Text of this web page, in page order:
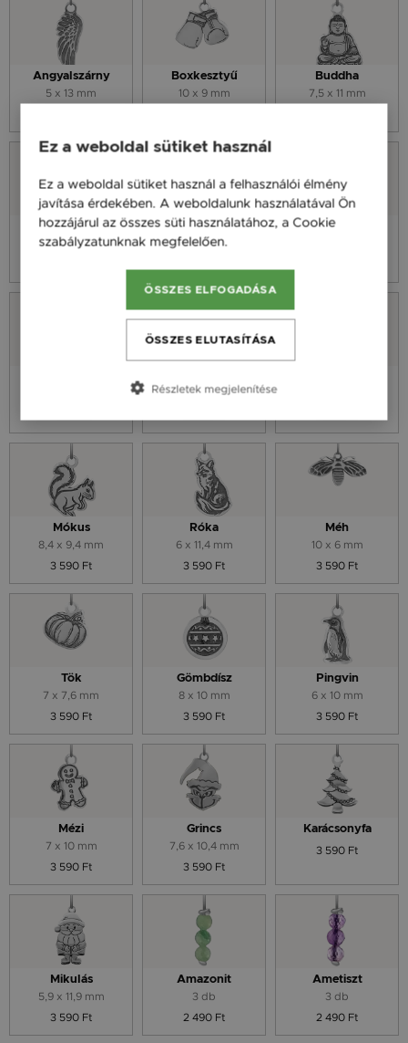
Angyalszárny
5 x 13 mm
Boxkesztyű
10 x 9 mm
Buddha
7,5 x 11 mm
Elefánt
9 x 10,3 mm
Életfa
8 x 9,7 mm
Focilabda
7 x 10 mm
Mókus
8,4 x 9,4 mm
3 590 Ft
Róka
6 x 11,4 mm
3 590 Ft
Méh
10 x 6 mm
3 590 Ft
Tök
7 x 7,6 mm
3 590 Ft
Gömbdísz
8 x 10 mm
3 590 Ft
Pingvin
6 x 10 mm
3 590 Ft
Mézi
7 x 10 mm
3 590 Ft
Grincs
7,6 x 10,4 mm
3 590 Ft
Karácsonyfa
3 590 Ft
Mikulás
5,9 x 11,9 mm
3 590 Ft
Amazonit
3 db
2 490 Ft
Ametiszt
3 db
2 490 Ft
Ez a weboldal sütiket használ
Ez a weboldal sütiket használ a felhasználói élmény
javítása érdekében. A weboldalunk használatával Ön
hozzájárul az összes süti használatához, a Cookie
szabályzatunknak megfelelően.
ÖSSZES ELFOGADÁSA
ÖSSZES ELUTASÍTÁSA
Részletek megjelenítése